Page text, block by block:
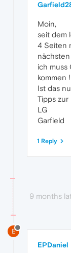
Moin,
seit dem
4 Seiten
ich muss
kommen !
Ist das
Tipps
LG
Garfield
1 Reply
9 months
E
EPDaniel